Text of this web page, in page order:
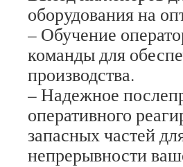
оборудования на
– Обучение
команды для
производства.
– Надежное
оперативного
запасных частей
непрерывности